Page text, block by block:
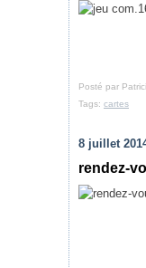
Posté par
Tags: cartes
8 juillet
rendez-